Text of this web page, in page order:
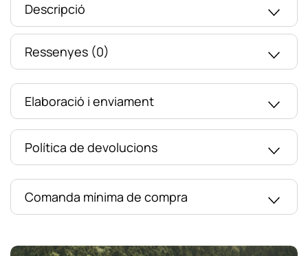
Descripció
Ressenyes (0)
Elaboració i enviament
Política de devolucions
Comanda mínima de compra